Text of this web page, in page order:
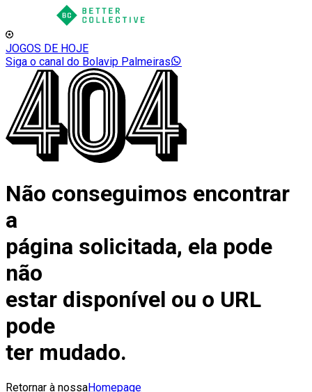
JOGOS DE HOJE
Siga o canal do Bolavip Palmeiras
Não conseguimos encontrar
a
página solicitada, ela pode
não
estar disponível ou o URL
pode
ter mudado.
Retornar à nossaHomepage